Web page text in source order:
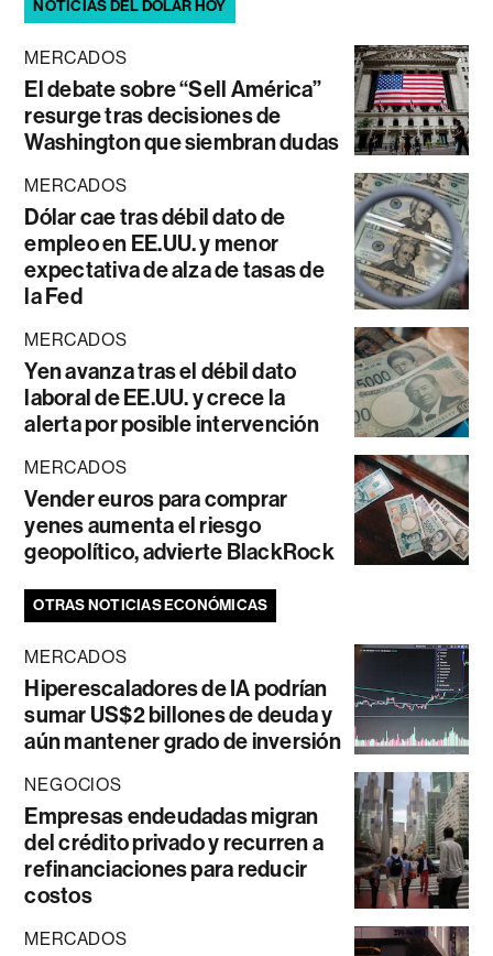
NOTICIAS DEL DÓLAR HOY
MERCADOS
El debate sobre “Sell América”
resurge tras decisiones de
Washington que siembran dudas
MERCADOS
Dólar cae tras débil dato de
empleo en EE.UU. y menor
expectativa de alza de tasas de
la Fed
MERCADOS
Yen avanza tras el débil dato
laboral de EE.UU. y crece la
alerta por posible intervención
MERCADOS
Vender euros para comprar
yenes aumenta el riesgo
geopolítico, advierte BlackRock
OTRAS NOTICIAS ECONÓMICAS
MERCADOS
Hiperescaladores de IA podrían
sumar US$2 billones de deuda y
aún mantener grado de inversión
NEGOCIOS
Empresas endeudadas migran
del crédito privado y recurren a
refinanciaciones para reducir
costos
MERCADOS